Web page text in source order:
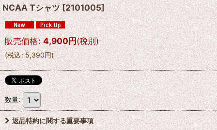
NCAA Tシャツ [2101005]
販売価格: 4,900円(税別)
(税込: 5,390円)
数量:
返品特約に関する重要事項